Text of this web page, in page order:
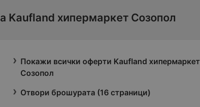
Kaufland хипермаркет Созопол
Покажи всички оферти Kaufland хипермаркет
Созопол
Отвори брошурата (16 страници)